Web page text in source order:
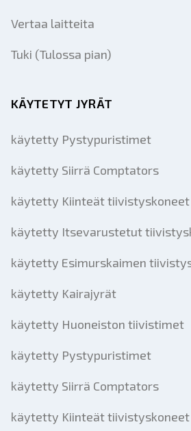
Vertaa laitteita
Tuki (Tulossa pian)
KÄYTETYT JYRÄT
käytetty Pystypuristimet
käytetty Siirrä Comptators
käytetty Kiinteät tiivistyskoneet
käytetty Itsevarustetut
käytetty Esimurskaimen
käytetty Kairajyrät
käytetty Huoneiston tiivistimet
käytetty Pystypuristimet
käytetty Siirrä Comptators
käytetty Kiinteät tiivistyskoneet